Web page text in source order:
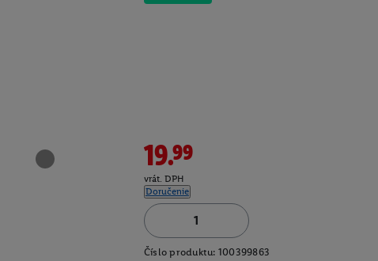
19.99
vrát. DPH
Doručenie
Číslo produktu: 100399863